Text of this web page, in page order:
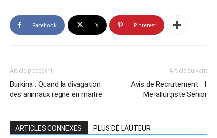
Facebook X Pinterest
Article précédent
Burkina : Quand la divagation
des animaux règne en maître
Article suivant
Avis de Recrutement : 1
Métallurgiste Sénior
ARTICLES CONNEXES PLUS DE L'AUTEUR